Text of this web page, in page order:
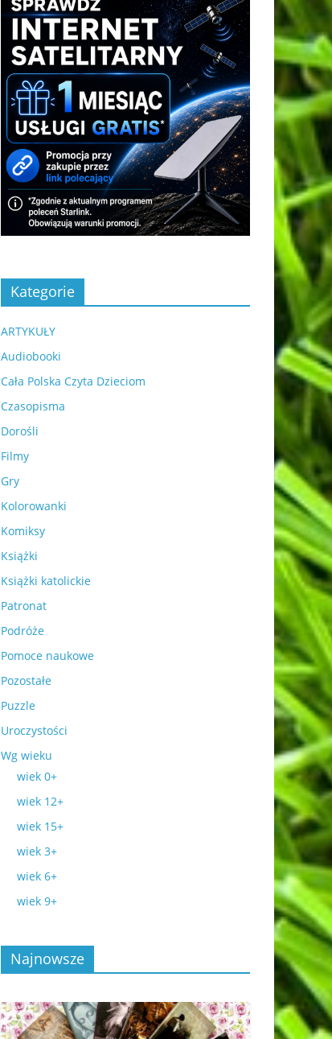
Kategorie
ARTYKUŁY
Audiobooki
Cała Polska Czyta Dzieciom
Czasopisma
Dorośli
Filmy
Gry
Kolorowanki
Komiksy
Książki
Książki katolickie
Patronat
Podróże
Pomoce naukowe
Pozostałe
Puzzle
Uroczystości
Wg wieku
wiek 0+
wiek 12+
wiek 15+
wiek 3+
wiek 6+
wiek 9+
Najnowsze